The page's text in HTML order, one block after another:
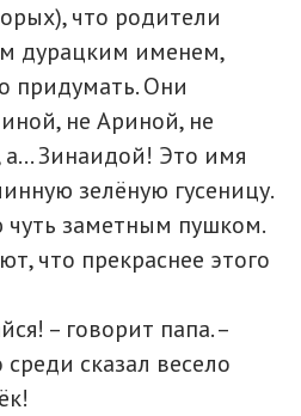
что родители
дурацким именем,
придумать. Они
не Ариной, не
Зинаидой! Это имя
зелёную гусеницу.
заметным пушком.
что прекраснее этого
– говорит папа. –
сказал весело